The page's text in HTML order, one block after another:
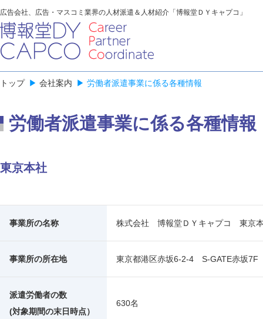
広告会社、広告・マスコミ業界の人材派遣＆人材紹介「博報堂ＤＹキャプコ」
トップ ▶ 会社案内 ▶ 労働者派遣事業に係る各種情報
労働者派遣事業に係る各種情報
東京本社
事業所の名称 株式会社 博報堂ＤＹキャプコ 東京
事業所の所在地 東京都港区赤坂6-2-4 S-GATE赤坂7F
派遣労働者の数
(対象期間の末日時点）
630名